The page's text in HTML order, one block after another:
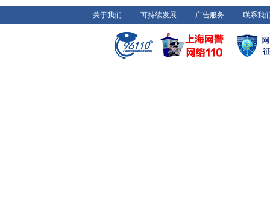
关于我们 可持续发展 广告服务 联系我